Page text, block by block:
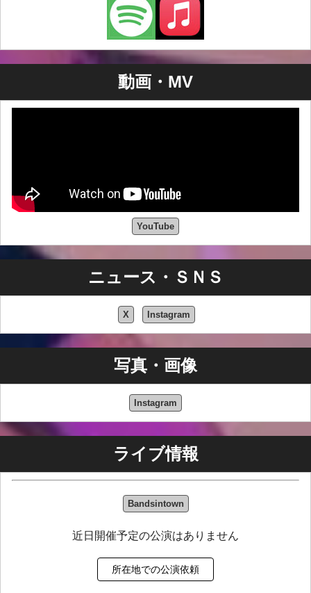
動画・MV
YouTube
ニュース・ＳＮＳ
X Instagram
写真・画像
Instagram
ライブ情報
Bandsintown
近日開催予定の公演はありません
所在地での公演依頼